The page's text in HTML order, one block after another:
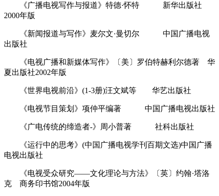
《广播电视写作与报道》特德·怀特 新华出版社
2000年版
《新闻报道与写作》麦尔文·曼切尔 中国广播电视
出版社
《电视广播和新媒体写作》〔美〕罗伯特赫利尔德著 华
夏出版社2002年版
《世界电视前沿》(1-3册)汪文斌等 华艺出版社
《电视节目策划》项仲平编著 中国广播电视出版社
《广电传统的缔造者-》周小普著 社科出版社
《运行中的思考》(中国广播电视学刊百期文选)中国广播
电视出版社
《电视受众研究――文化理论与方法》〔英〕约翰·塔洛
克 商务印书馆2004年版